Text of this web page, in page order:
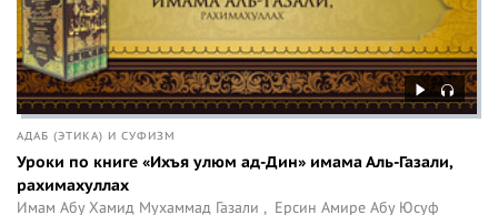
АДАБ (ЭТИКА) И СУФИЗМ
Уроки по книге «Ихъя улюм ад-Дин» имама Аль-Газали,
рахимахуллах
Имам Абу Хамид Мухаммад Газали , Ерсин Амире Абу Юсуф